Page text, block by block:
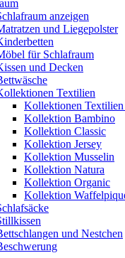
anzeigen
und Liegepolster
für Schlafraum
und Decken
Textilien
Kollektionen Textilien
Kollektion Bambino
Kollektion Classic
Kollektion Jersey
Kollektion Musselin
Kollektion Natura
Kollektion Organic
Kollektion
und Nestchen